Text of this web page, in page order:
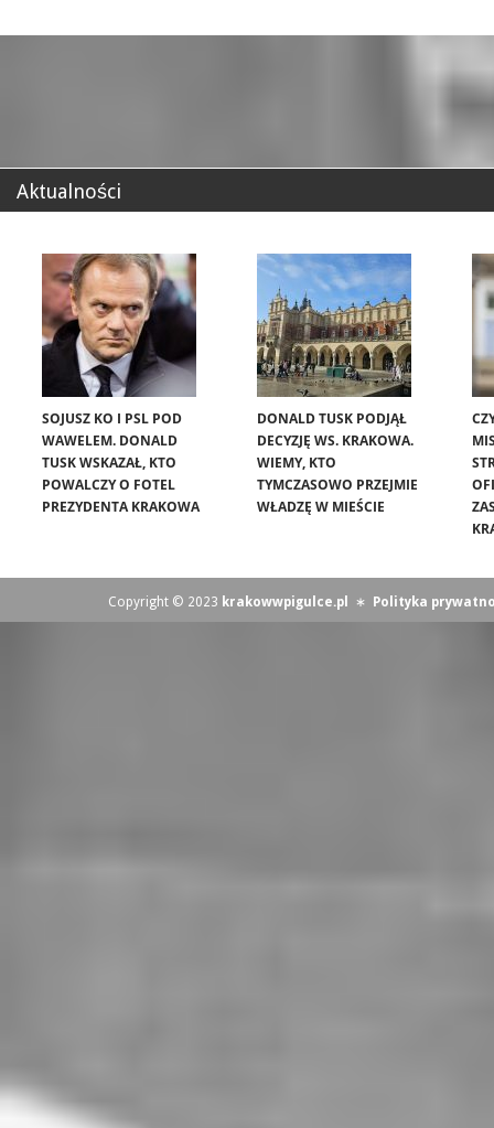
Aktualności
SOJUSZ KO I PSL POD
WAWELEM. DONALD
TUSK WSKAZAŁ, KTO
POWALCZY O FOTEL
PREZYDENTA KRAKOWA
DONALD TUSK PODJĄŁ
DECYZJĘ WS. KRAKOWA.
WIEMY, KTO
TYMCZASOWO PRZEJMIE
WŁADZĘ W MIEŚCIE
Copyright © 2023 krakowwpigulce.pl ∗ Polityka